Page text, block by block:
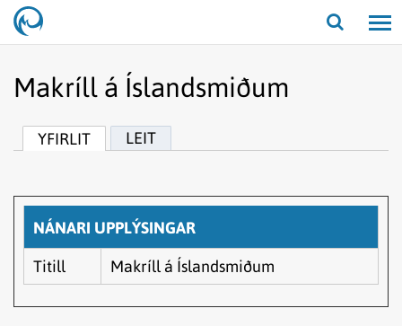
Opna/
Makríll á Íslandsmiðum
YFIRLIT LEIT
NÁNARI UPPLÝSINGAR
Titill Makríll á Íslandsmiðum